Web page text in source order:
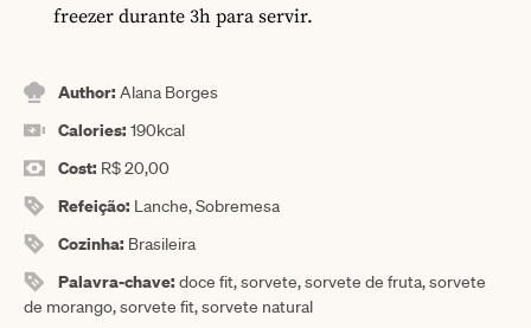
freezer durante 3h para servir.
Author:Alana Borges
Calories:190kcal
Cost: R$ 20,00
Refeição: Lanche, Sobremesa
Cozinha: Brasileira
Palavra-chave:doce fit, sorvete, sorvete de fruta, sorvete
de morango, sorvete fit, sorvete natural